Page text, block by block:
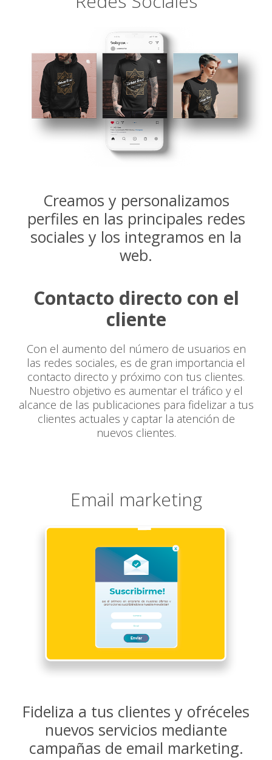
Creamos y personalizamos
perfiles en las principales redes
sociales y los integramos en la
web.
Contacto directo con el
cliente
Con el aumento del número de usuarios en
las redes sociales, es de gran importancia el
contacto directo y próximo con tus clientes.
Nuestro objetivo es aumentar el tráfico y el
alcance de las publicaciones para fidelizar a tus
clientes actuales y captar la atención de
nuevos clientes.
Email marketing
Fideliza a tus clientes y ofréceles
nuevos servicios mediante
campañas de email marketing.